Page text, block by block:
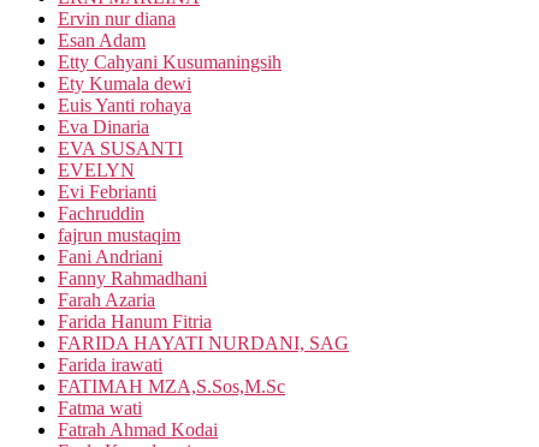
Ervin nur diana
Esan Adam
Etty Cahyani Kusumaningsih
Ety Kumala dewi
Euis Yanti rohaya
Eva Dinaria
EVA SUSANTI
EVELYN
Evi Febrianti
Fachruddin
fajrun mustaqim
Fani Andriani
Fanny Rahmadhani
Farah Azaria
Farida Hanum Fitria
FARIDA HAYATI NURDANI, SAG
Farida irawati
FATIMAH MZA,S.Sos,M.Sc
Fatma wati
Fatrah Ahmad Kodai